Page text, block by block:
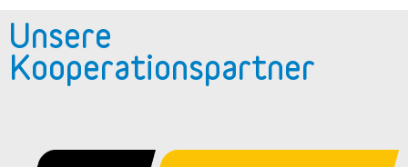
Unsere
Kooperationspartner